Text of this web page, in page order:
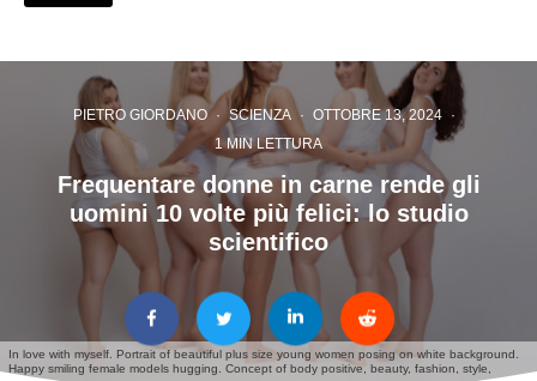
In love with myself. Portrait of beautiful plus size young women posing on white background.
Happy smiling female models hugging. Concept of body positive, beauty, fashion, style,
PIETRO GIORDANO · SCIENZA · OTTOBRE 13, 2024 ·
1 MIN LETTURA
Frequentare donne in carne rende gli
uomini 10 volte più felici: lo studio
scientifico